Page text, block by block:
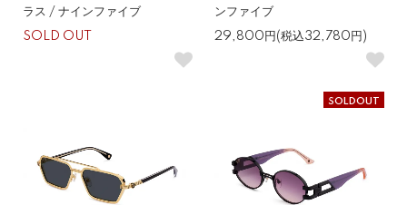
ラス / ナインファイブ
SOLD OUT
ンファイブ
29,800円(税込32,780円)
SOLDOUT